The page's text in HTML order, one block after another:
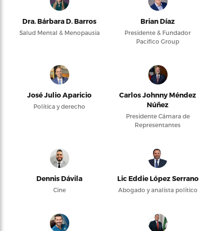
Dra. Bárbara D. Barros
Salud Mental & Menopausia
Brian Díaz
Presidente & Fundador
Pacifico Group
José Julio Aparicio
Política y derecho
Carlos Johnny Méndez
Núñez
Presidente Cámara de
Representantes
Dennis Dávila
Cine
Lic Eddie López Serrano
Abogado y analista político